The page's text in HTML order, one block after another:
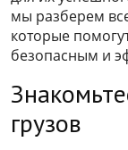
мы разберем
которые
безопасным и
грузов